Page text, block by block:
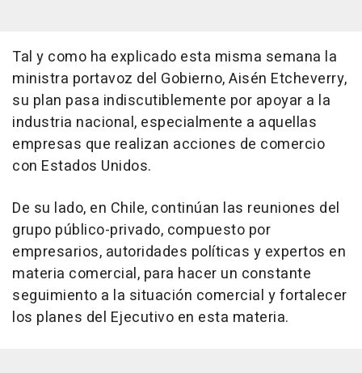
Tal y como ha explicado esta misma semana la
ministra portavoz del Gobierno, Aisén Etcheverry,
su plan pasa indiscutiblemente por apoyar a la
industria nacional, especialmente a aquellas
empresas que realizan acciones de comercio
con Estados Unidos.
De su lado, en Chile, continúan las reuniones del
grupo público-privado, compuesto por
empresarios, autoridades políticas y expertos en
materia comercial, para hacer un constante
seguimiento a la situación comercial y fortalecer
los planes del Ejecutivo en esta materia.